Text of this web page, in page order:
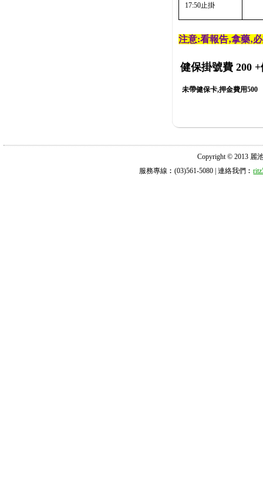
17:50止掛
注意:看報告‚拿藥‚
健保掛號費 200 +
未帶健保卡,押金費用500
Copyright © 2013 麗
服務專線︰(03)561-5080 | 連絡我們︰